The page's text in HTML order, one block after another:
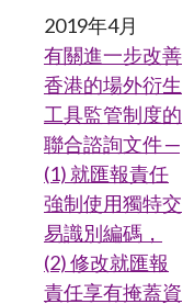
2019年4月
有關進一步改善
香港的場外衍生
工具監管制度的
聯合諮詢文件 ─
(1) 就匯報責任
強制使用獨特交
易識別編碼，
(2) 修改就匯報
責任享有掩蓋資